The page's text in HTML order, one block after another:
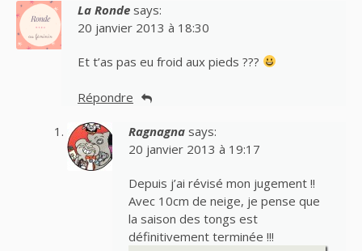
La Ronde says:
20 janvier 2013 à 18:30
Et t’as pas eu froid aux pieds ???
Répondre
Ragnagna says:
20 janvier 2013 à 19:17
Depuis j’ai révisé mon jugement !!
Avec 10cm de neige, je pense que
la saison des tongs est
définitivement terminée !!!